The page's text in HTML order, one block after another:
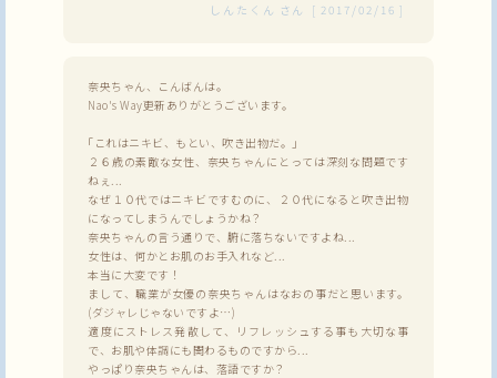
しんたくん さん [ 2017/02/16 ]
奈央ちゃん、こんばんは。
Nao's Way更新ありがとうございます。
｢これはニキビ、もとい、吹き出物だ。｣
２６歳の素敵な女性、奈央ちゃんにとっては深刻な問題です
ねぇ...
なぜ１０代ではニキビですむのに、２０代になると吹き出物
になってしまうんでしょうかね？
奈央ちゃんの言う通りで、腑に落ちないですよね...
女性は、何かとお肌のお手入れなど...
本当に大変です！
まして、職業が女優の奈央ちゃんはなおの事だと思います。
(ダジャレじゃないですよ…)
適度にストレス発散して、リフレッシュする事も大切な事
で、お肌や体調にも関わるものですから...
やっぱり奈央ちゃんは、落語ですか？